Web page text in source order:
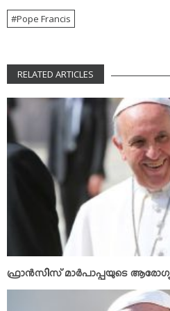
Pope Francis
RELATED ARTICLES
ഫ്രാന്‍സിസ് മാര്‍പാപ്പയുടെ